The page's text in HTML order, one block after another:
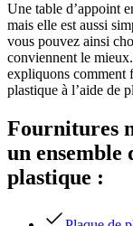
Une table d’appoint
mais elle est aussi
vous pouvez ainsi
conviennent le
expliquons comment
plastique à l’aide de
Fournitures
un ensemble
plastique :